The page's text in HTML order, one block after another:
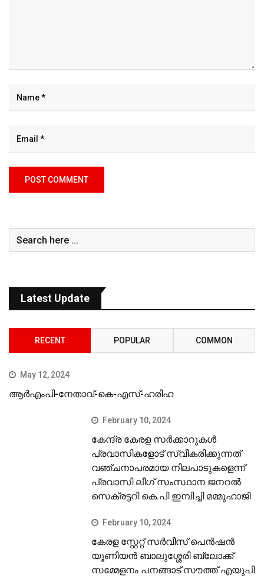
Latest Update
RECENT POPULAR COMMON
May 12, 2024
ആർഎംപി-നേതാവ്-കെ-എസ്-ഹരിഹ
February 10, 2024
കേന്ദ്ര കേരള സര്‍ക്കാറുകള്‍
പ്രവാസികളോട് സ്വീകരിക്കുന്നത്
വഞ്ചനാപരമായ നിലപാടുകളെന്ന്
പ്രവാസി ലീഗ് സംസ്ഥാന ജനറല്‍
സെക്രട്ടറി കെ.പി ഇമ്പിച്ചി മമ്മുഹാജി
February 10, 2024
കേരള സ്റ്റേറ്റ് സര്‍വീസ് പെന്‍ഷന്‍
യൂണിയന്‍ ബാലുശ്ശേരി ബ്ലോക്ക്
സമ്മേളനം പനങ്ങാട് സൗത്ത് എയുപി